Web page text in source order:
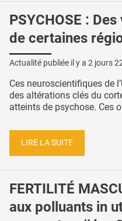
PSYCHOSE :
de certaines
Actualité publiée il y a 2 jours
Ces neuroscientifiques de
des altérations clés du
atteints de psychose. Ces
LIRE LA SUITE
FERTILITÉ
aux polluants in